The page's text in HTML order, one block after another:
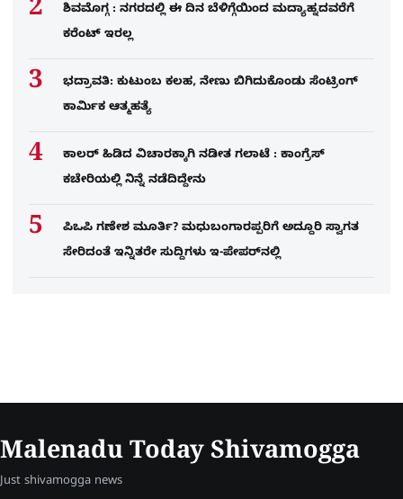
ಶಿವಮೊಗ್ಗ : ನಗರದಲ್ಲಿ ಈ ದಿನ ಬೆಳಿಗ್ಗೆಯಿಂದ ಮದ್ಯಾಹ್ನದವರೆಗೆ
ಕರೆಂಟ್​ ಇರಲ್ಲ
ಭದ್ರಾವತಿ: ಕುಟುಂಬ ಕಲಹ, ನೇಣು ಬಿಗಿದುಕೊಂಡು ಸೆಂಟ್ರಿಂಗ್​
ಕಾರ್ಮಿಕ ಆತ್ಮಹತ್ಯೆ
ಕಾಲರ್​​​ ಹಿಡಿದ ವಿಚಾರಕ್ಕಾಗಿ ನಡೀತ ಗಲಾಟೆ : ಕಾಂಗ್ರೆಸ್​
ಕಚೇರಿಯಲ್ಲಿ ನಿನ್ನೆ ನಡೆದಿದ್ದೇನು
ಪಿಒಪಿ ಗಣೇಶ ಮೂರ್ತಿ? ಮಧುಬಂಗಾರಪ್ಪರಿಗೆ ಅದ್ದೂರಿ ಸ್ವಾಗತ
ಸೇರಿದಂತೆ ಇನ್ನಿತರೇ ಸುದ್ದಿಗಳು ಇ-ಪೇಪರ್​ನಲ್ಲಿ
Malenadu Today Shivamogga
Just shivamogga news